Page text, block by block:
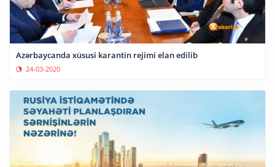
Azərbaycanda xüsusi karantin rejimi elan edilib
24-03-2020